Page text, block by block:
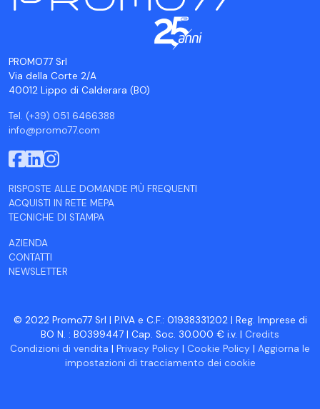
PROMO77 Srl
Via della Corte 2/A
40012 Lippo di Calderara (BO)
Tel. (+39) 051 6466388
info@promo77.com
RISPOSTE ALLE DOMANDE PIÙ FREQUENTI
ACQUISTI IN RETE MEPA
TECNICHE DI STAMPA
AZIENDA
CONTATTI
NEWSLETTER
© 2022 Promo77 Srl | P.IVA e C.F.: 01938331202 | Reg. Imprese di
BO N. : BO399447 | Cap. Soc. 30.000 € i.v. | Credits
Condizioni di vendita | Privacy Policy | Cookie Policy | Aggiorna le
impostazioni di tracciamento dei cookie